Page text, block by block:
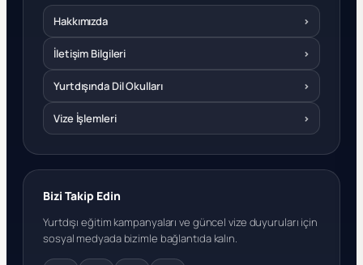
Hakkımızda ›
İletişim Bilgileri ›
Yurtdışında Dil Okulları ›
Vize İşlemleri ›
Bizi Takip Edin
Yurtdışı eğitim kampanyaları ve güncel vize duyuruları için
sosyal medyada bizimle bağlantıda kalın.